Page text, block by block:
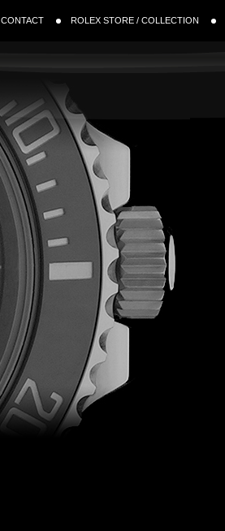
CONTACT ROLEX STORE / COLLECTION